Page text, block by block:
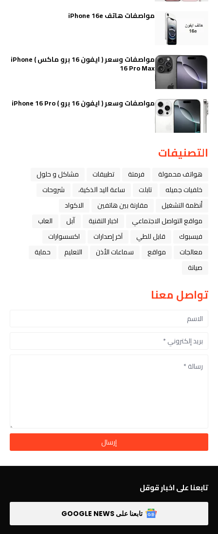
مواصفات هاتف iPhone 16e
مواصفات وسعر ( ايفون 16 برو ماكس ) iPhone
16 Pro Max
مواصفات وسعر ( ايفون 16 برو ) iPhone 16 Pro
التصنيفات
هواتف محمولة فرمتة تطبيقات
مشاكل و حلول
خلفيات جميله
تابلت ﺳﺎﻋﺔ ﺍﻟﻴﺪ ﺍﻟﺬﻛﻴﺔ،
شروحات
أنظمة التشغيل
مقارنة بين هاتفين
الاكواد
مواقع التواصل الاجتماعي
اخبار التقنية ﺁﺑﻞ
العاب
فيسبوك
قابل للطي آخر إصدارات
اكسسوارات
معالجات
مواقع سماعات الأذن التعليم
حماية
صيانة
تواصل معنا
تابعنا على اخبار قوقل
تابعنا على GOOGLE NEWS